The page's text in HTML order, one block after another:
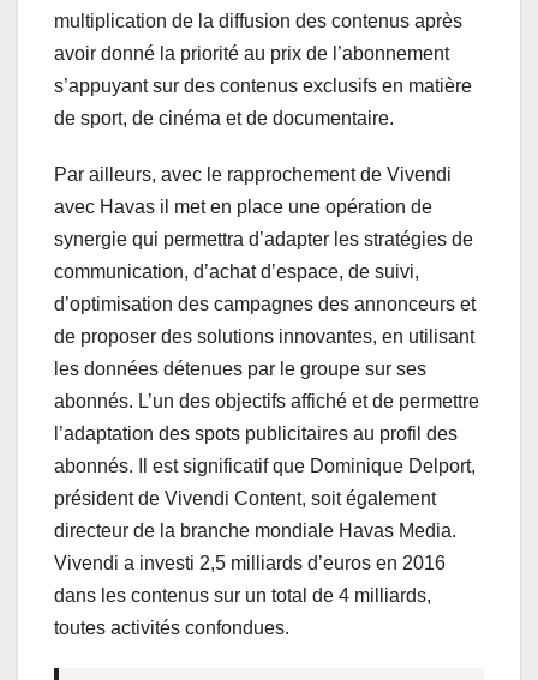
multiplication de la diffusion des contenus après
avoir donné la priorité au prix de l’abonnement
s’appuyant sur des contenus exclusifs en matière
de sport, de cinéma et de documentaire.
Par ailleurs, avec le rapprochement de Vivendi
avec Havas il met en place une opération de
synergie qui permettra d’adapter les stratégies de
communication, d’achat d’espace, de suivi,
d’optimisation des campagnes des annonceurs et
de proposer des solutions innovantes, en utilisant
les données détenues par le groupe sur ses
abonnés. L’un des objectifs affiché et de permettre
l’adaptation des spots publicitaires au profil des
abonnés. Il est significatif que Dominique Delport,
président de Vivendi Content, soit également
directeur de la branche mondiale Havas Media.
Vivendi a investi 2,5 milliards d’euros en 2016
dans les contenus sur un total de 4 milliards,
toutes activités confondues.